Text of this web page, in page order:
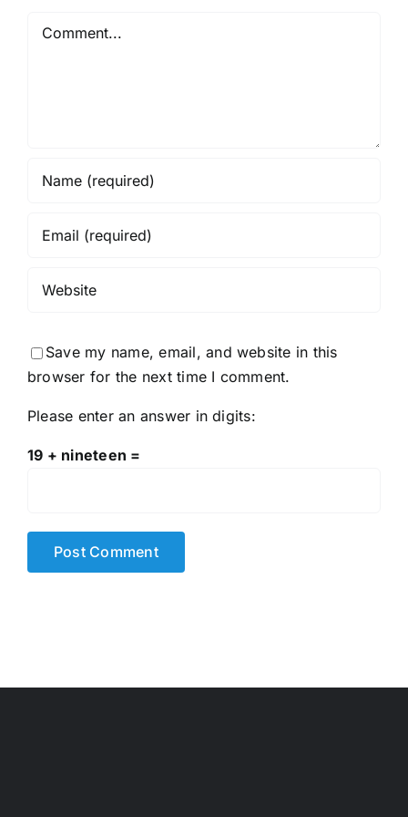
Save my name, email, and website in this
browser for the next time I comment.
Please enter an answer in digits:
19 + nineteen =